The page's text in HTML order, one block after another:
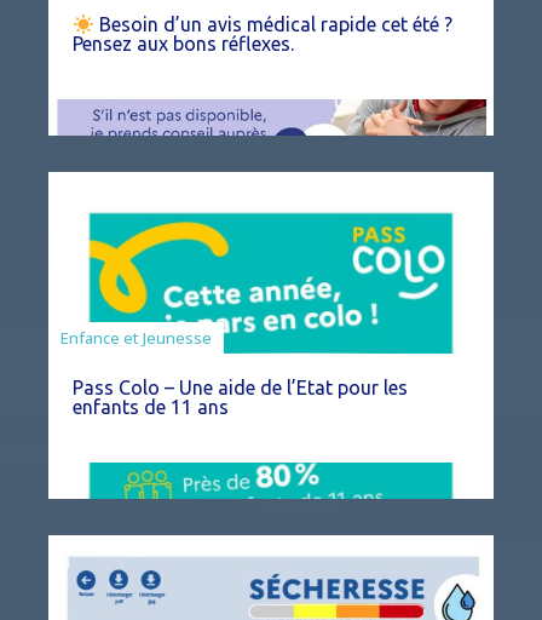
Besoin d’un avis médical rapide cet été ?
Pensez aux bons réflexes.
Animation
Enfance et Jeunesse
Pass Colo – Une aide de l’Etat pour les
enfants de 11 ans